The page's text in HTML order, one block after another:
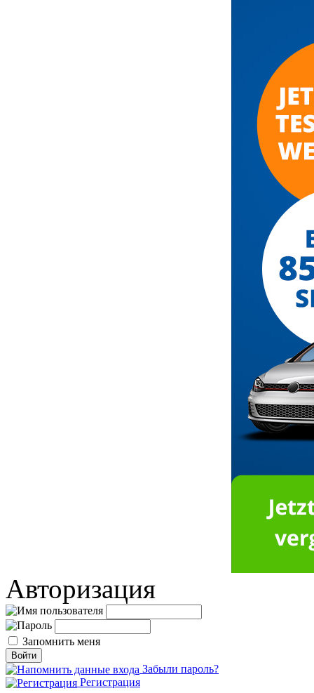
Авторизация
Запомнить меня
Забыли пароль?
Регистрация